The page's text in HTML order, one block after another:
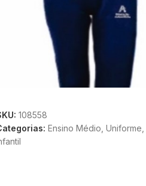
108558
Ensino Médio Uniforme